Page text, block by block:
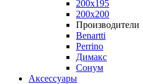
200x195
200x200
Производители
Benartti
Perrino
Димакс
Сонум
Аксессуары